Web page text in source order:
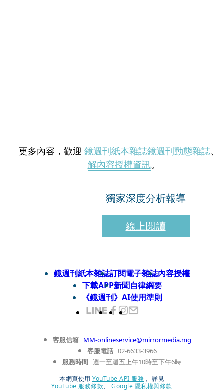
更多內容，歡迎 鏡週刊紙本雜誌鏡週刊動態雜誌、
解內容授權資訊。
獨家深度分析報導
線上閱讀
鏡週刊紙本雜誌訂閱電子雜誌內容授權
下載APP新聞自律綱要
《鏡週刊》AI使用準則
客服信箱 MM-onlineservice@mirrormedia.mg
客服電話 02-6633-3966
服務時間 週一至週五上午10時至下午6時
本網頁使用 YouTube API 服務 ， 詳見
YouTube 服務條款、
Google 隱私權與條款